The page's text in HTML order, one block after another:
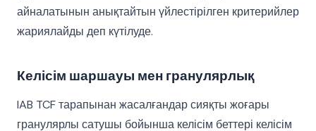
айналатынын анықтайтын үйлестірілген критерийлер
жариялайды деп күтілуде.
Келісім шаршауы мен гранулярлық
IAB TCF тарапынан жасалғандар сияқты жоғары
гранулярлы сатушы бойынша келісім беттері келісім